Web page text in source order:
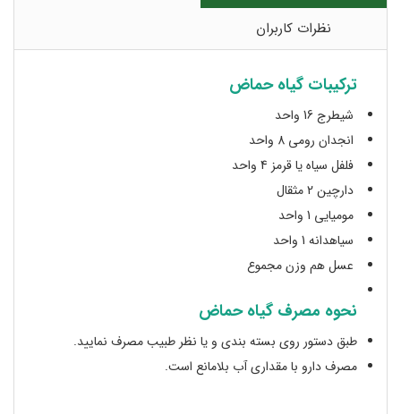
نظرات کاربران
ترکیبات گیاه حماض
شیطرج 16 واحد
انجدان رومی 8 واحد
فلفل سیاه یا قرمز 4 واحد
دارچین 2 مثقال
مومیایی 1 واحد
سیاهدانه 1 واحد
عسل هم وزن مجموع
نحوه مصرف گیاه حماض
طبق دستور روی بسته بندی و یا نظر طبیب مصرف نمایید.
مصرف دارو با مقداری آب بلامانع است.